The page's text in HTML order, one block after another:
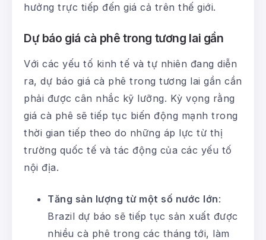
hưởng trực tiếp đến giá cả trên thế giới.
Dự báo giá cà phê trong tương lai gần
Với các yếu tố kinh tế và tự nhiên đang diễn
ra, dự báo giá cà phê trong tương lai gần cần
phải được cân nhắc kỹ lưỡng. Kỳ vọng rằng
giá cà phê sẽ tiếp tục biến động mạnh trong
thời gian tiếp theo do những áp lực từ thị
trường quốc tế và tác động của các yếu tố
nội địa.
Tăng sản lượng từ một số nước lớn:
Brazil dự báo sẽ tiếp tục sản xuất được
nhiều cà phê trong các tháng tới, làm